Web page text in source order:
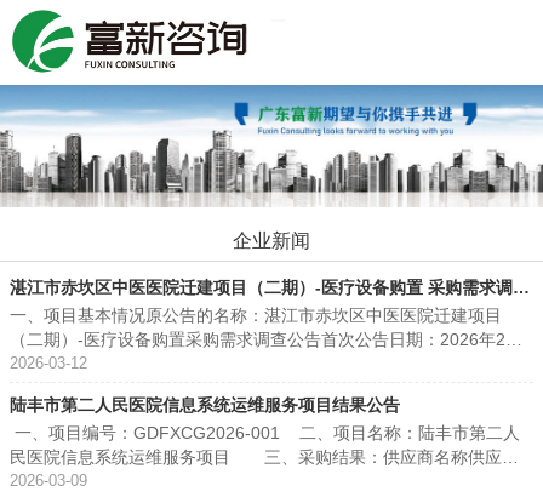
企业新闻
湛江市赤坎区中医医院迁建项目（二期）-医疗设备购置 采购需求调查
更正公告
一、项目基本情况原公告的名称：湛江市赤坎区中医医院迁建项目
（二期）-医疗设备购置采购需求调查公告首次公告日期：2026年2月2
7日二、更正内容（一）参数、价格更正内容如下：1、医疗设备购置-
T。2、医疗设备购置-医疗设备，序号181“医用纯水机(300ML)”，其规
格由300ML更正为300L。3、医疗设备购置-手术器械，序号6“弯有牙
血管钳（科卡20、22）”，其规格由“用于日常开展手术00，弯，全
齿，有钩”更正为“用于日常开展手术200，弯，全齿，有钩”。4、医疗
2026-03-12
陆丰市第二人民医院信息系统运维服务项目结果公告
一、项目编号：GDFXCG2026-001 二、项目名称：陆丰市第二人
民医院信息系统运维服务项目 三、采购结果：供应商名称供应商
地址中标（成交）金额中国联合网络通信有限公司汕尾市分公司汕尾
2026-03-09